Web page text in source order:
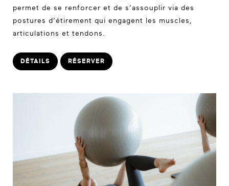
permet de se renforcer et de s’assouplir via des
postures d’étirement qui engagent les muscles,
articulations et tendons.
DÉTAILS RÉSERVER